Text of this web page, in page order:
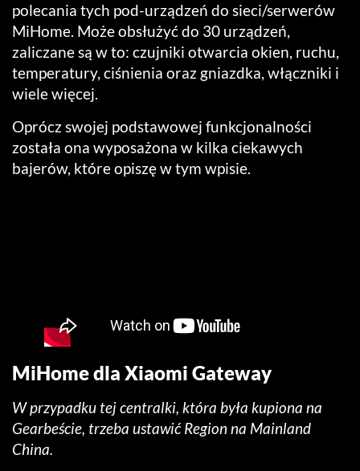
polecania tych pod-urządzeń do sieci/serwerów
MiHome. Może obsłużyć do 30 urządzeń,
zaliczane są w to: czujniki otwarcia okien, ruchu,
temperatury, ciśnienia oraz gniazdka, włączniki i
wiele więcej.
Oprócz swojej podstawowej funkcjonalności
została ona wyposażona w kilka ciekawych
bajerów, które opiszę w tym wpisie.
MiHome dla Xiaomi Gateway
W przypadku tej centralki, która była kupiona na
Gearbeście, trzeba ustawić Region na Mainland
China.